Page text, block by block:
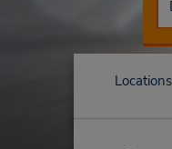
Locations